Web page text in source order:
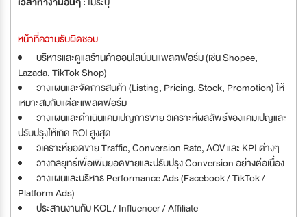
หน้าที่ความรับผิดชอบ
บริหารและดูแลร้านค้าออนไลน์บนแพลตฟอร์ม (เช่น Shopee,
Lazada, TikTok Shop)
วางแผนและจัดการสินค้า (Listing, Pricing, Stock, Promotion) ให้
เหมาะสมกับแต่ละแพลตฟอร์ม
วางแผนและดำเนินแคมเปญการขาย วิเคราะห์ผลลัพธ์ของแคมเปญและ
ปรับปรุงให้เกิด ROI สูงสุด
วิเคราะห์ยอดขาย Traffic, Conversion Rate, AOV และ KPI ต่างๆ
วางกลยุทธ์เพื่อเพิ่มยอดขายและปรับปรุง Conversion อย่างต่อเนื่อง
วางแผนและบริหาร Performance Ads (Facebook / TikTok /
Platform Ads)
ประสานงานกับ KOL / Influencer / Affiliate